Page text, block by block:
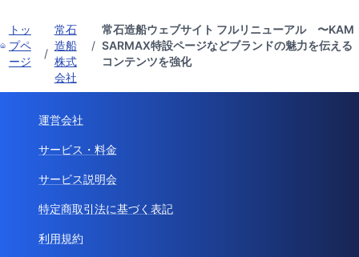
トッ
プペ
ージ
/
常石
造船
株式
会社
/
常石造船ウェブサイト フルリニューアル 〜KAM
SARMAX特設ページなどブランドの魅力を伝える
コンテンツを強化
運営会社
サービス・料金
サービス説明会
特定商取引法に基づく表記
利用規約